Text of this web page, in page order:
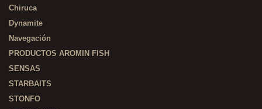
Chiruca
Dynamite
Navegación
PRODUCTOS AROMIN FISH
SENSAS
STARBAITS
STONFO